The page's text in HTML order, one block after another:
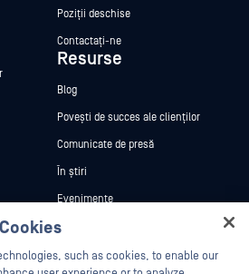
Poziții deschise
Contactați-ne
Resurse
Blog
Povești de succes ale clienților
Comunicate de presă
În știri
Evenimente
Webinare
Fișe de date
such as cookies, to enable our
there!